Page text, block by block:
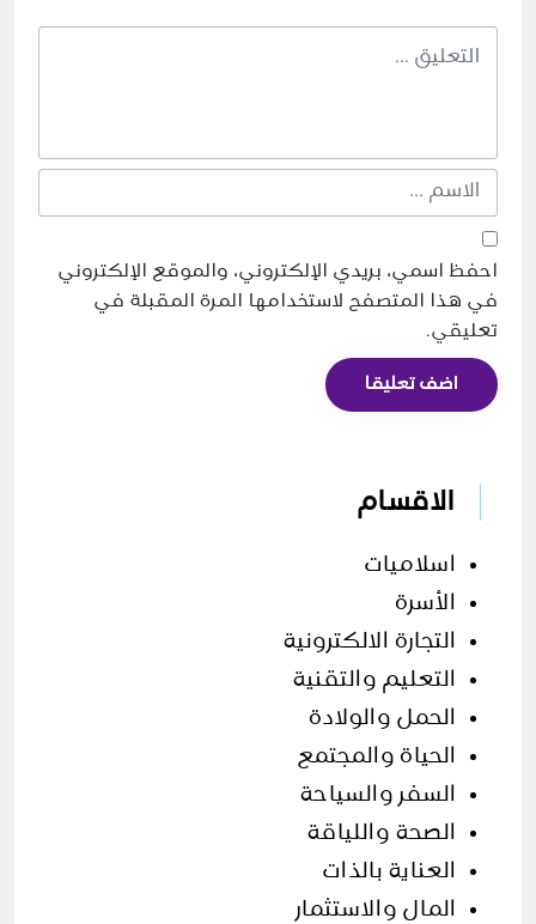
احفظ اسمي، بريدي الإلكتروني، والموقع الإلكتروني
في هذا المتصفح لاستخدامها المرة المقبلة في
تعليقي.
اضف تعليقا
الاقسام
اسلاميات
الأسرة
التجارة الالكترونية
التعليم والتقنية
الحمل والولادة
الحياة والمجتمع
السفر والسياحة
الصحة واللياقة
العناية بالذات
المال والاستثمار